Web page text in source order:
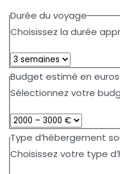
Durée du voyage
Choisissez la durée
Budget estimé en
Sélectionnez votre
Type d’hébergement
Choisissez votre type